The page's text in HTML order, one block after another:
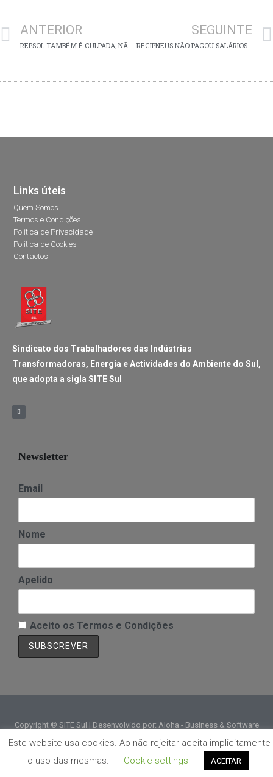
ANTERIOR SEGUINTE
RECIPNEUS NÃO PAGOU SALÁRIOS A TRABALHADORES
Links úteis
Quem Somos
Termos e Condições
Política de Privacidade
Política de Cookies
Contactos
Sindicato dos Trabalhadores das Indústrias
Transformadoras, Energia e Actividades do Ambiente do Sul,
que adopta a sigla SITE Sul
Newsletter
Email
Nome
Apelido
Aceito os Termos e Condições
Copyright © SITE Sul | Desenvolvido por: Aloha - Business & Software
Este website usa cookies. Ao não rejeitar aceita implicitamente
o uso das mesmas.
Cookie settings ACEITAR